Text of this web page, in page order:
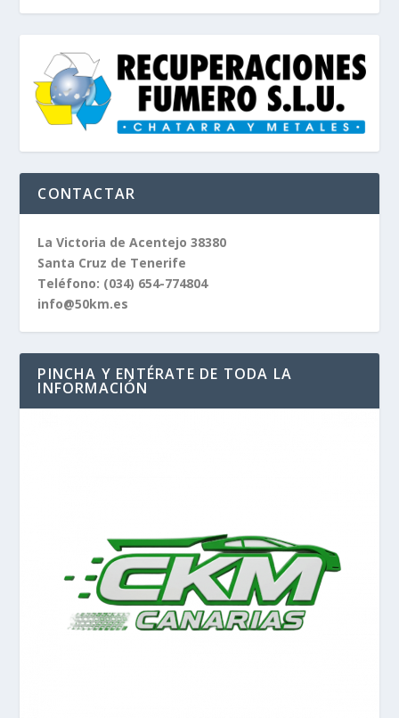
CONTACTAR
La Victoria de Acentejo 38380
Santa Cruz de Tenerife
Teléfono: (034) 654-774804
info@50km.es
PINCHA Y ENTÉRATE DE TODA LA
INFORMACIÓN